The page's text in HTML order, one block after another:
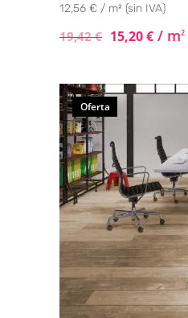
12,56 € / m² (sin IVA)
19,42€ 15,20€ / m2
Oferta